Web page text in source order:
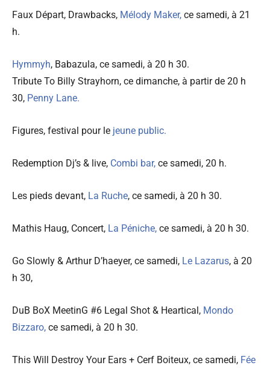
Faux Départ, Drawbacks, Mélody Maker, ce samedi, à 21
h.
Hymmyh, Babazula, ce samedi, à 20 h 30.
Tribute To Billy Strayhorn, ce dimanche, à partir de 20 h
30, Penny Lane.
Figures, festival pour le jeune public.
Redemption Dj’s & live, Combi bar, ce samedi, 20 h.
Les pieds devant, La Ruche, ce samedi, à 20 h 30.
Mathis Haug, Concert, La Péniche, ce samedi, à 20 h 30.
Go Slowly & Arthur D’haeyer, ce samedi, Le Lazarus, à 20
h 30,
DuB BoX MeetinG #6 Legal Shot & Heartical, Mondo
Bizzaro, ce samedi, à 20 h 30.
This Will Destroy Your Ears + Cerf Boiteux, ce samedi, Fée